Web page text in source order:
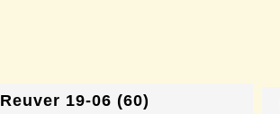
Reuver 19-06 (60)